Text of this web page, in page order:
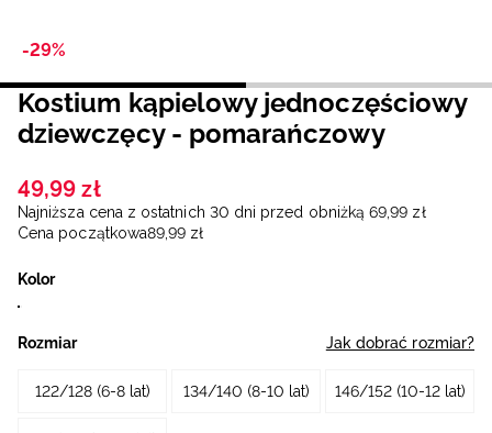
-29%
Kostium kąpielowy jednoczęściowy
dziewczęcy - pomarańczowy
49,99 zł
Najniższa cena z ostatnich 30 dni przed obniżką 69,99 zł
Cena początkowa89,99 zł
Kolor
Rozmiar Jak dobrać rozmiar?
122/128 (6-8 lat) 134/140 (8-10 lat) 146/152 (10-12 lat)